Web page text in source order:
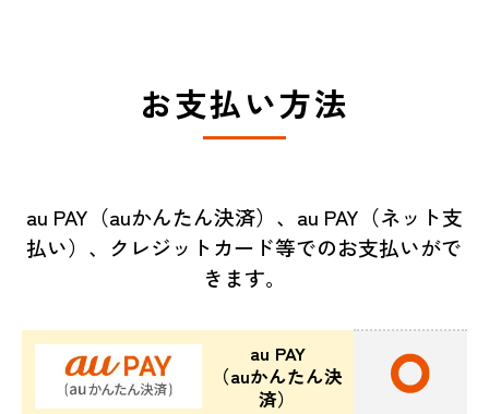
お支払い方法
au PAY（auかんたん決済）、au PAY（ネット支
払い）、クレジットカード等でのお支払いがで
きます。
au PAY
（auかんたん決
済）